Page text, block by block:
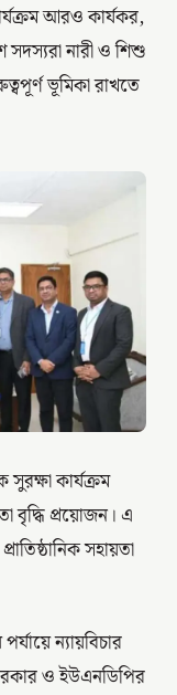
আরও কার্যকর,
সদস্যরা নারী ও শিশু
ভূমিকা রাখতে
কার্যক্রম
বৃদ্ধি প্রয়োজন। এ
সহায়তা
ন্যায়বিচার
ও ইউএনডিপির